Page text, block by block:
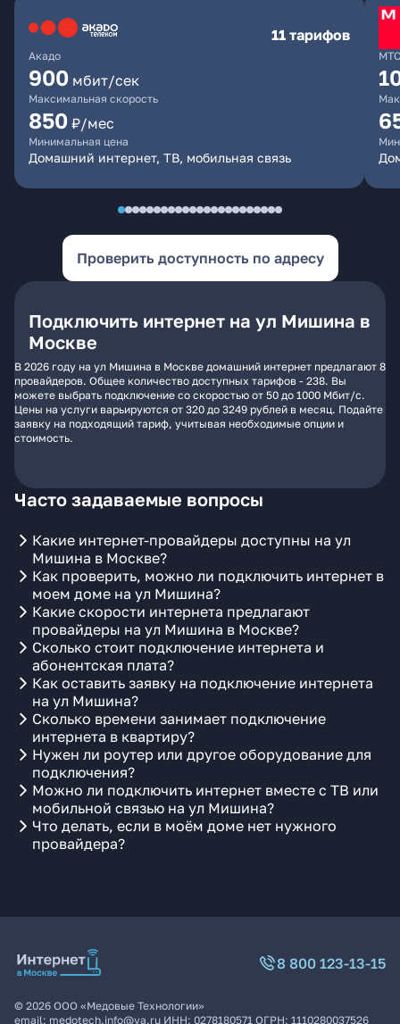
Акадо
11 тарифов
900 мбит/сек
Максимальная скорость
850 ₽/мес
Минимальная цена
Домашний интернет, ТВ, мобильная связь
МТС
Проверить доступность по адресу
Подключить интернет на ул Мишина в
Москве
В 2026 году на ул Мишина в Москве домашний интернет предлагают 8
провайдеров. Общее количество доступных тарифов - 238. Вы
можете выбрать подключение со скоростью от 50 до 1000 Мбит/с.
Цены на услуги варьируются от 320 до 3249 рублей в месяц. Подайте
заявку на подходящий тариф, учитывая необходимые опции и
стоимость.
Часто задаваемые вопросы
Какие интернет-провайдеры доступны на ул
Мишина в Москве?
Как проверить, можно ли подключить интернет в
моем доме на ул Мишина?
Какие скорости интернета предлагают
провайдеры на ул Мишина в Москве?
Сколько стоит подключение интернета и
абонентская плата?
Как оставить заявку на подключение интернета
на ул Мишина?
Сколько времени занимает подключение
интернета в квартиру?
Нужен ли роутер или другое оборудование для
подключения?
Можно ли подключить интернет вместе с ТВ или
мобильной связью на ул Мишина?
Что делать, если в моём доме нет нужного
провайдера?
8 800 123-13-15
© 2026 ООО «Медовые Технологии»
email: medotech.info@ya.ru ИНН: 0278180571 ОГРН: 1110280037526